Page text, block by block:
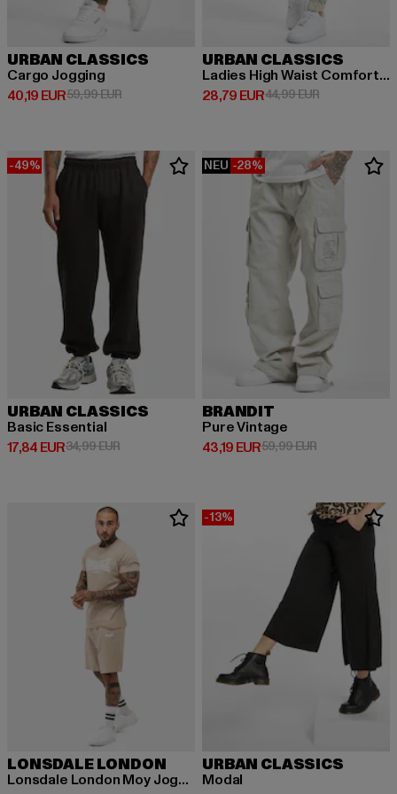
URBAN CLASSICS
Cargo Jogging
40,19 EUR
Derzeitiger Preis: 40,19 EUR
59,99 EURAktionspreis: 59,99 EUR
URBAN CLASSICS
Ladies High Waist Comfort Jogging
28,79 EUR
Derzeitiger Preis: 28,79 EUR
44,99 EURAktionspreis:
-49%
URBAN CLASSICS
Basic Essential
17,84 EUR
Derzeitiger Preis: 17,84 EUR
34,99 EURAktionspreis: 34,99 EUR
NEU -28%
BRANDIT
Pure Vintage
43,19 EUR
Derzeitiger Preis: 43,19 EUR
59,99 EURAktionspreis:
LONSDALE LONDON
Lonsdale London Moy Jogginganzüge
-13%
URBAN CLASSICS
Modal